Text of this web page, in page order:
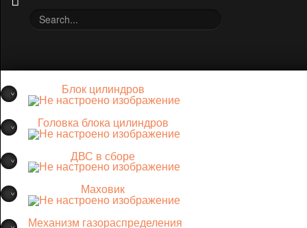
Блок цилиндров
Головка блока цилиндров
ДВС в сборе
Маховик
Механизм газораспределения